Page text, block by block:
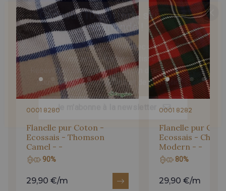
8004 - Gris foncé 9300 - Vert Saule
9116 - Vert Golf 2025 - Bleu Indigo clair
9251 - Pervenche 9250 - Bleu Marina
209 - Marine Classique 2010 - Indigo foncé chiné
9240 - Bleu Impérial 602 - Prune
0001 8280
Flanelle pur Coton -
Ecossais - Thomson
Camel - -
90%
29,90 €/m
0001 8282
Flanelle pur
Ecossais -
Modern - -
80%
29,90 €/m
Cadeau : 10% offerts sur votre
commande !
Pour vous, couture rime avec détente ?
Vous aimez les beaux tissus ?
Recevez chaque semaine un clin d’œil rempli de
nouveautés, d’inspirations et de promotions.
Je m'abonne à la newsletter